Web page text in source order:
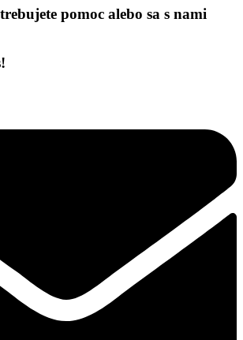
pomoc alebo sa s nami